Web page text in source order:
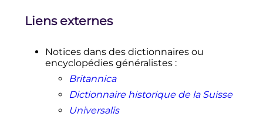
Liens externes
Notices dans des dictionnaires ou
encyclopédies généralistes:
Britannica
Dictionnaire historique de la Suisse
Universalis